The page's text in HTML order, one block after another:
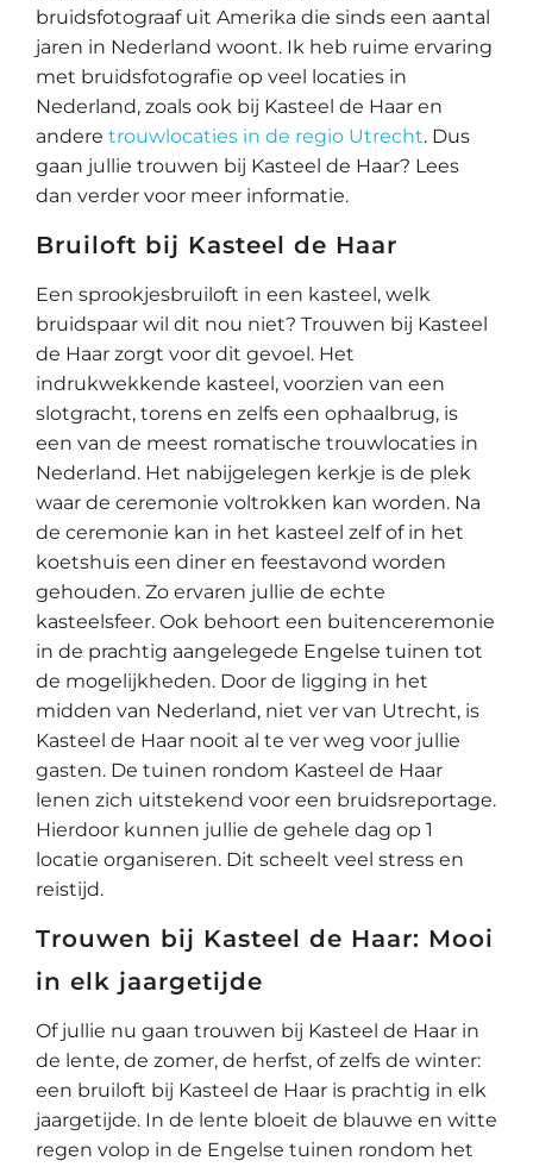
bruidsfotograaf uit Amerika die sinds een aantal
jaren in Nederland woont. Ik heb ruime ervaring
met bruidsfotografie op veel locaties in
Nederland, zoals ook bij Kasteel de Haar en
andere trouwlocaties in de regio Utrecht. Dus
gaan jullie trouwen bij Kasteel de Haar? Lees
dan verder voor meer informatie.
Bruiloft bij Kasteel de Haar
Een sprookjesbruiloft in een kasteel, welk
bruidspaar wil dit nou niet? Trouwen bij Kasteel
de Haar zorgt voor dit gevoel. Het
indrukwekkende kasteel, voorzien van een
slotgracht, torens en zelfs een ophaalbrug, is
een van de meest romatische trouwlocaties in
Nederland. Het nabijgelegen kerkje is de plek
waar de ceremonie voltrokken kan worden. Na
de ceremonie kan in het kasteel zelf of in het
koetshuis een diner en feestavond worden
gehouden. Zo ervaren jullie de echte
kasteelsfeer. Ook behoort een buitenceremonie
in de prachtig aangelegede Engelse tuinen tot
de mogelijkheden. Door de ligging in het
midden van Nederland, niet ver van Utrecht, is
Kasteel de Haar nooit al te ver weg voor jullie
gasten. De tuinen rondom Kasteel de Haar
lenen zich uitstekend voor een bruidsreportage.
Hierdoor kunnen jullie de gehele dag op 1
locatie organiseren. Dit scheelt veel stress en
reistijd.
Trouwen bij Kasteel de Haar: Mooi
in elk jaargetijde
Of jullie nu gaan trouwen bij Kasteel de Haar in
de lente, de zomer, de herfst, of zelfs de winter:
een bruiloft bij Kasteel de Haar is prachtig in elk
jaargetijde. In de lente bloeit de blauwe en witte
regen volop in de Engelse tuinen rondom het